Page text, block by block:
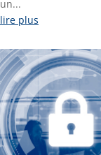
un...
lire plus